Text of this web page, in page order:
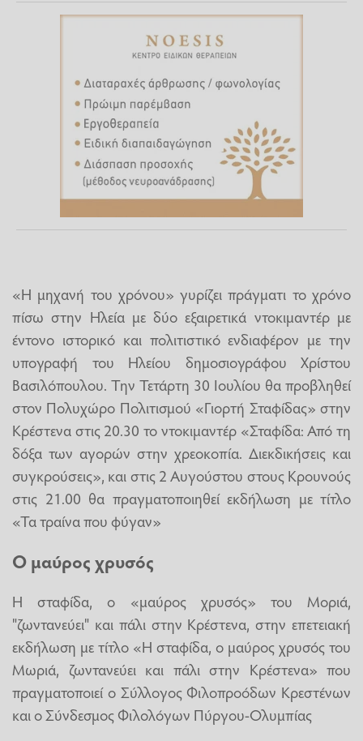
«Η μηχανή του χρόνου» γυρίζει πράγματι το χρόνο
πίσω στην Ηλεία με δύο εξαιρετικά ντοκιμαντέρ με
έντονο ιστορικό και πολιτιστικό ενδιαφέρον με την
υπογραφή του Ηλείου δημοσιογράφου Χρίστου
Βασιλόπουλου. Την Τετάρτη 30 Ιουλίου θα προβληθεί
στον Πολυχώρο Πολιτισμού «Γιορτή Σταφίδας» στην
Κρέστενα στις 20.30 το ντοκιμαντέρ «Σταφίδα: Από τη
δόξα των αγορών στην χρεοκοπία. Διεκδικήσεις και
συγκρούσεις», και στις 2 Αυγούστου στους Κρουνούς
στις 21.00 θα πραγματοποιηθεί εκδήλωση με τίτλο
«Τα τραίνα που φύγαν»
Ο μαύρος χρυσός
Η σταφίδα, ο «μαύρος χρυσός» του Μοριά,
"ζωντανεύει" και πάλι στην Κρέστενα, στην επετειακή
εκδήλωση με τίτλο «Η σταφίδα, ο μαύρος χρυσός του
Μωριά, ζωντανεύει και πάλι στην Κρέστενα» που
πραγματοποιεί ο Σύλλογος Φιλοπροόδων Κρεστένων
και ο Σύνδεσμος Φιλολόγων Πύργου-Ολυμπίας